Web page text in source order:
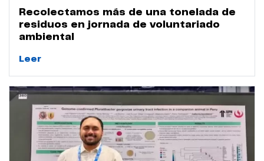
Recolectamos más de una tonelada de
residuos en jornada de voluntariado
ambiental
Leer